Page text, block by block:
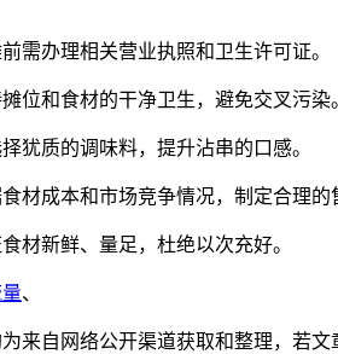
需办理相关营业执照和卫生许可证。
位和食材的干净卫生，避免交叉污染
犹质的调味料，提升沾串的口感。
材成本和市场竞争情况，制定合理的
材新鲜、量足，杜绝以次充好。
、
来自网络公开渠道获取和整理，若